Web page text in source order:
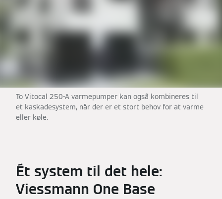
To Vitocal 250-A varmepumper kan også kombineres til
et kaskadesystem, når der er et stort behov for at varme
eller køle.
Ét system til det hele:
Viessmann One Base